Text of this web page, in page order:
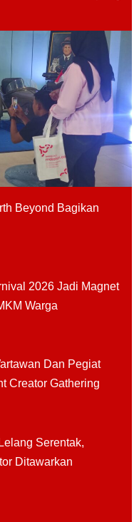
Beyond Bagikan
2026 Jadi Magnet
Warga
Dan Pegiat
Creator Gathering
Serentak,
Ditawarkan